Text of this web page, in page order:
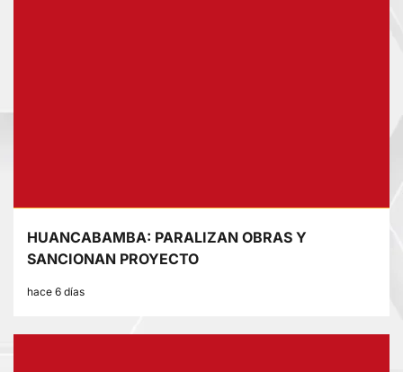
HUANCABAMBA: PARALIZAN OBRAS Y
SANCIONAN PROYECTO
hace 6 días